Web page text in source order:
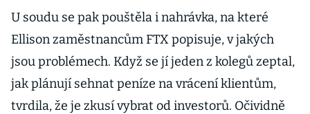
U soudu se pak pouštěla i nahrávka, na které
Ellison zaměstnancům FTX popisuje, v jakých
jsou problémech. Když se jí jeden z kolegů zeptal,
jak plánují sehnat peníze na vrácení klientům,
tvrdila, že je zkusí vybrat od investorů. Očividně